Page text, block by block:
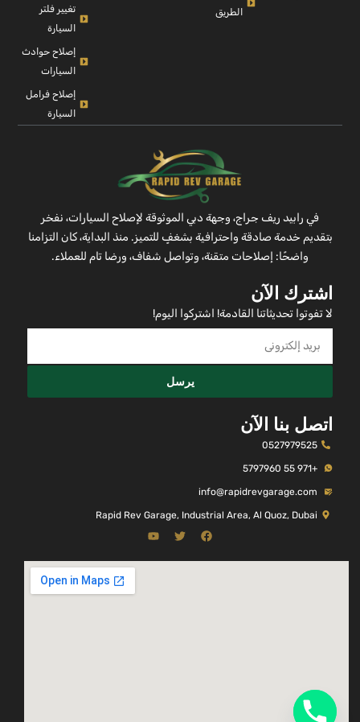
الطريق
تغيير فلتر
السيارة
إصلاح حوادث
السيارات
إصلاح فرامل
السيارة
في رابيد ريف جراج، وجهة دبي الموثوقة لإصلاح السيارات، نفخر
بتقديم خدمة صادقة واحترافية بشغفٍ للتميز. منذ البداية، كان التزامنا
واضحًا: إصلاحات متقنة، وتواصل شفاف، ورضا تام للعملاء.
اشترك الآن
لا تفوتوا تحديثاتنا القادمة! اشتركوا اليوم!
يرسل
اتصل بنا الآن
0527979525
+971 55 5797960
info@rapidrevgarage.com
Rapid Rev Garage, Industrial Area, Al Quoz, Dubai